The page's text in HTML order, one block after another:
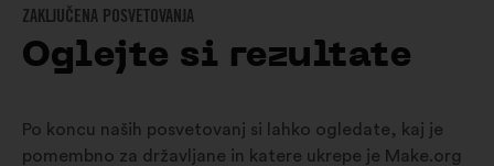
ZAKLJUČENA POSVETOVANJA
Oglejte si rezultate
Po koncu naših posvetovanj si lahko ogledate, kaj je
pomembno za državljane in katere ukrepe je Make.org